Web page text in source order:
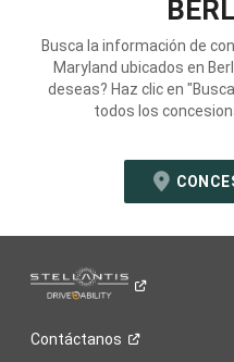
Busca la información de
Maryland ubicados en
deseas? Haz clic en
todos los
Contáctanos